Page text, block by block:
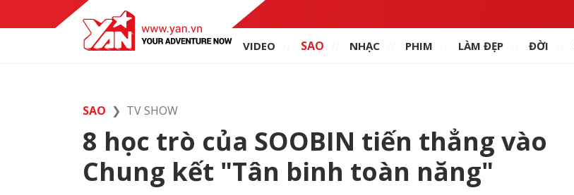
VIDEO SAO NHẠC PHIM LÀM ĐẸP ĐỜI
SAO TV SHOW
8 học trò của SOOBIN tiến thẳng vào
Chung kết "Tân binh toàn năng"